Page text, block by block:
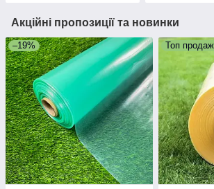
Акційні пропозиції та новинки
–19% Топ